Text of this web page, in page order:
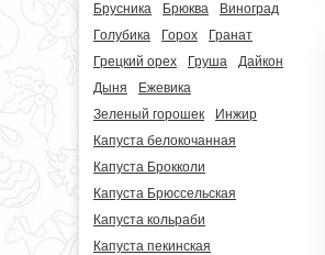
Брусника
Брюква
Виноград
Голубика
Горох
Гранат
Грецкий орех
Груша
Дайкон
Дыня
Ежевика
Зеленый горошек
Инжир
Капуста белокочанная
Капуста Брокколи
Капуста Брюссельская
Капуста кольраби
Капуста пекинская